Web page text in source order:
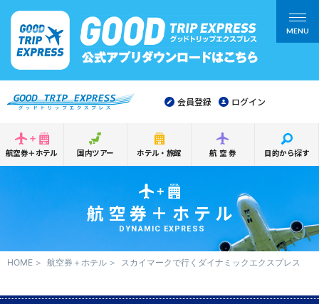
会員登録 ログイン
MENU
航空券＋ホテル 国内ツアー ホテル・旅館 航空券 目的から探す
航空券＋ホテル
DYNAMIC EXPRESS
HOME 航空券＋ホテル スカイマークで行くダイナミックエクスプレス